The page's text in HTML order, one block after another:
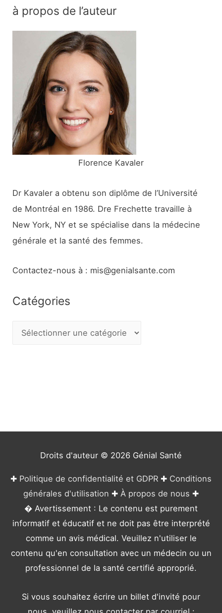
h
:
à propos de l’auteur
Florence Kavaler
Dr Kavaler a obtenu son diplôme de l’Université
de Montréal en 1986. Dre Frechette travaille à
New York, NY et se spécialise dans la médecine
générale et la santé des femmes.
Contactez-nous à : mis@genialsante.com
Catégories
Droits d'auteur © 2026 Génial Santé
✚ Politique de confidentialité et GDPR ✚ Conditions
générales d'utilisation ✚ À propos de nous ✚
� Avertissement : Le contenu est purement
informatif et éducatif et ne doit pas être interprété
comme un avis médical. Veuillez n'utiliser le
contenu qu'en consultation avec un médecin ou un
professionnel de la santé certifié approprié.
Si vous souhaitez écrire un billet d'invité pour